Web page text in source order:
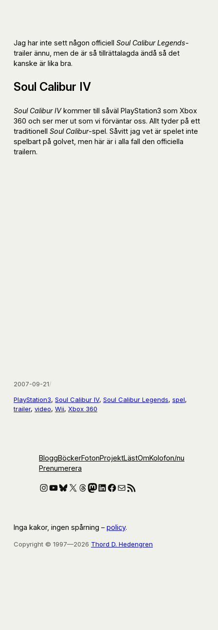
Jag har inte sett någon officiell Soul Calibur Legends-
trailer ännu, men de är så tillrättalagda ändå så det
kanske är lika bra.
Soul Calibur IV
Soul Calibur IVkommer till såväl PlayStation3 som Xbox
360 och ser mer ut som vi förväntar oss. Allt tyder på ett
traditionell Soul Calibur-spel. Såvitt jag vet är spelet inte
spelbart på golvet, men här är i alla fall den officiella
trailern.
2007-09-21/
PlayStation3, Soul Calibur IV, Soul Calibur Legends, spel
trailer, video, Wii, Xbox 360
BloggBöckerFotonProjektLästOmKolofon/nu
Prenumerera
Instagram
YouTube
Bluesky
X Threads
Mastodon
LinkedIn
Facebook
E-postRSS-flöde
Inga kakor, ingen spårning – policy.
Copyright © 1997—2026 Thord D. Hedengren